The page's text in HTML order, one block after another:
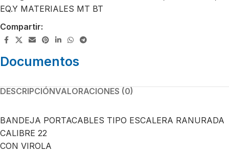
EQ.Y MATERIALES MT BT
Compartir:
Documentos
DESCRIPCIÓNVALORACIONES (0)
BANDEJA PORTACABLES TIPO ESCALERA RANURADA
CALIBRE 22
CON VIROLA